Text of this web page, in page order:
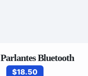
Parlantes Bluetooth
$18.50